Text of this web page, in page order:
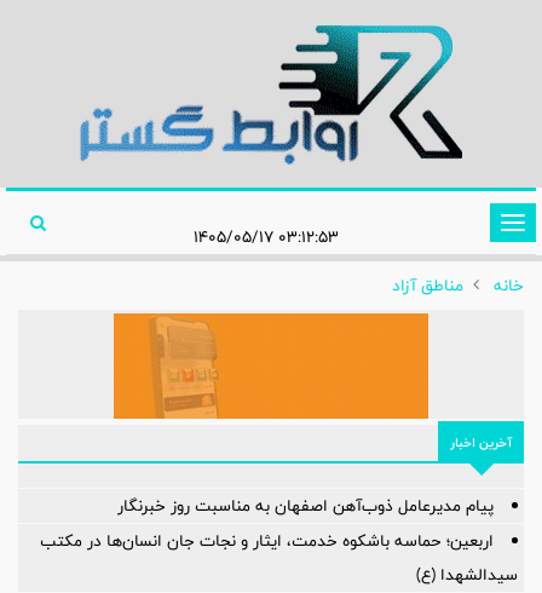
تغییر
وضعیت
ناوبری
خانه
مناطق آزاد
آخرین اخبار
پیام مدیرعامل ذوب‌آهن اصفهان به مناسبت روز خبرنگار
اربعین؛ حماسه باشکوه خدمت، ایثار و نجات جان انسان‌ها در مکتب
سیدالشهدا (ع)